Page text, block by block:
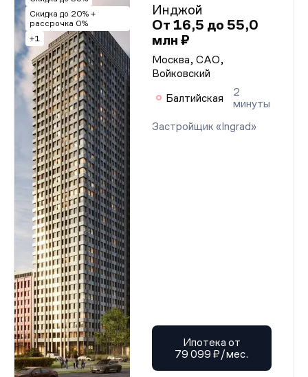
Скидка до 20% +
рассрочка 0%
+1
Инджой
От 16,5 до 55,0
млн ₽
Москва, САО,
Войковский
Балтийская
2
минуты
Застройщик «Ingrad»
Ипотека от
79 099 ₽/мес.